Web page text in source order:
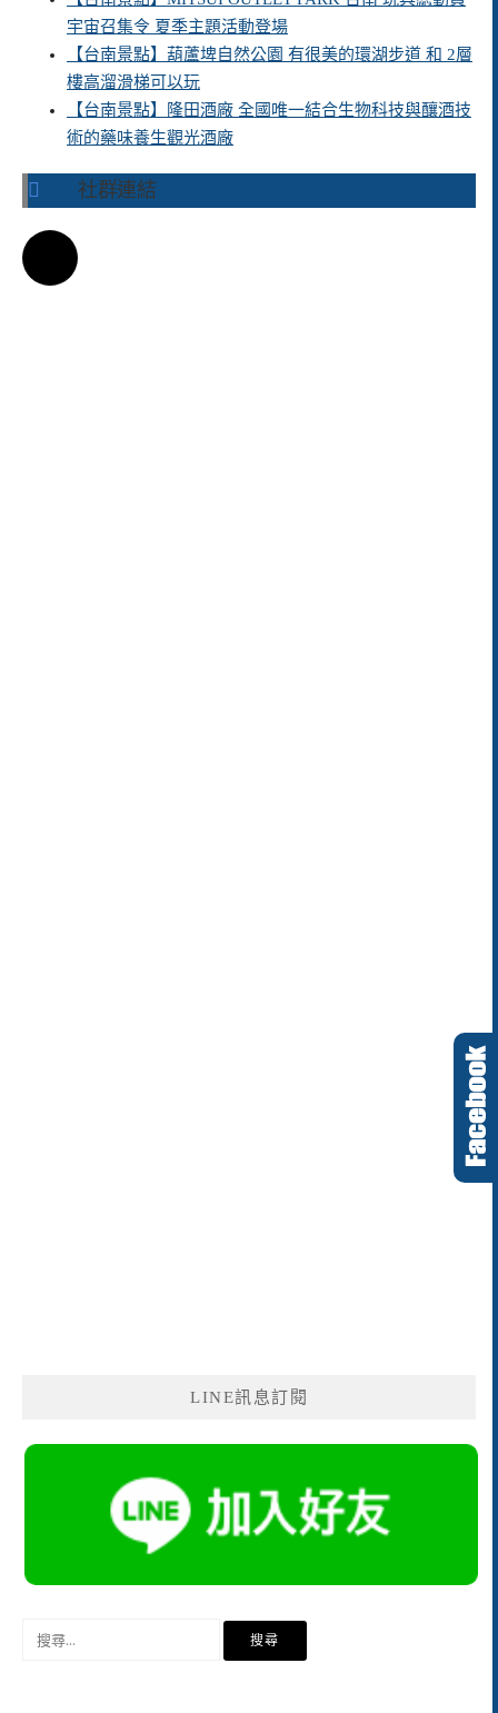
宇宙召集令 夏季主題活動登場
【台南景點】葫蘆埤自然公園 有很美的環湖步道 和 2層
樓高溜滑梯可以玩
【台南景點】隆田酒廠 全國唯一結合生物科技與釀酒技
術的藥味養生觀光酒廠
社群連結
LINE訊息訂閱